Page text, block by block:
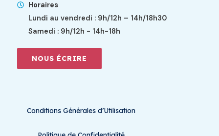
Horaires
Lundi au vendredi : 9h/12h – 14h/18h30
Samedi : 9h/12h - 14h-18h
NOUS ÉCRIRE
Conditions Générales d’Utilisation